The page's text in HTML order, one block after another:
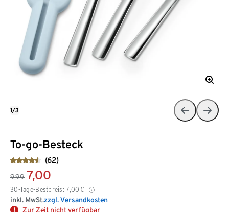
To-go-Besteck
(62)
9,99 7,00
30-Tage-Bestpreis: 7,00 €
inkl. MwSt.zzgl. Versandkosten
Zur Zeit nicht verfügbar
1/3